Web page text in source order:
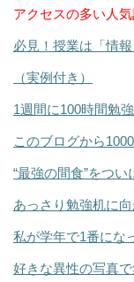
アクセスの多い人
必見！授業は「情
（実例付き）
1週間に100時間勉
このブログから
“最強の間食”をつい
あっさり勉強机に
私が学年で1番にな
好きな異性の写真